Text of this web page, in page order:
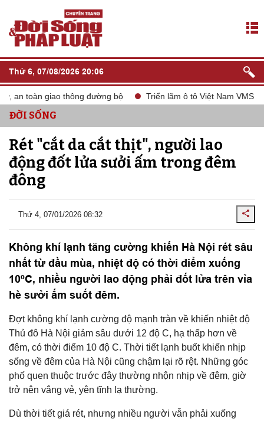
Thứ 6, 07/08/2026 20:06
toàn giao thông đường bộ Triển lãm ô tô Việt Nam VMS 2024
ĐỜI SỐNG
Rét "cắt da cắt thịt", người lao
động đốt lửa sưởi ấm trong đêm
đông
Thứ 4, 07/01/2026 08:32
Không khí lạnh tăng cường khiến Hà Nội rét sâu
nhất từ đầu mùa, nhiệt độ có thời điểm xuống
10ºC, nhiều người lao động phải đốt lửa trên vỉa
hè sưởi ấm suốt đêm.
Đợt không khí lạnh cường độ mạnh tràn về khiến nhiệt độ
Thủ đô Hà Nội giảm sâu dưới 12 độ C, hạ thấp hơn về
đêm, có thời điểm 10 độ C. Thời tiết lạnh buốt khiến nhịp
sống về đêm của Hà Nội cũng chậm lại rõ rệt. Những góc
phố quen thuộc trước đây thường nhộn nhịp về đêm, giờ
trở nên vắng vẻ, yên tĩnh lạ thường.
Dù thời tiết giá rét, nhưng nhiều người vẫn phải xuống